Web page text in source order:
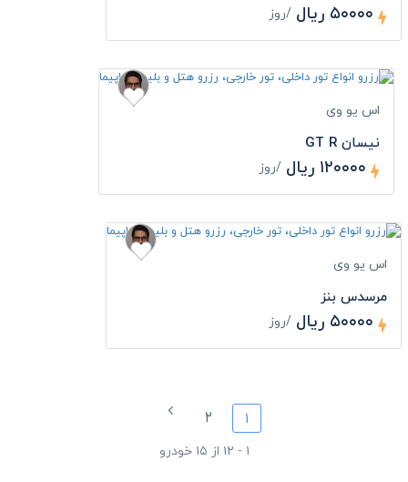
۵۰۰۰۰ ریال /روز
اس یو وی
نیسان GT R
۱۲۰۰۰۰ ریال /روز
اس یو وی
مرسدس بنز
۵۰۰۰۰ ریال /روز
۱ ۲
۱ - ۱۲ از ۱۵ خودرو